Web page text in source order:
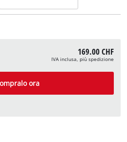
169.00 CHF
IVA inclusa, più spedizione
ora